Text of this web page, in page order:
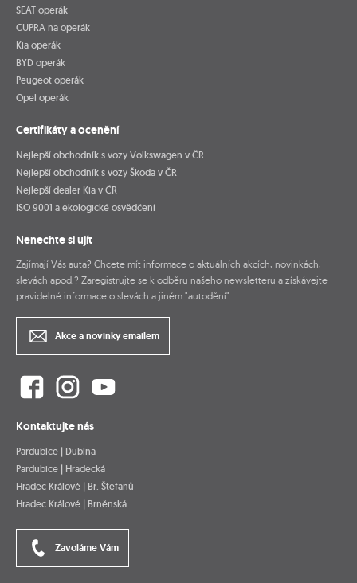
SEAT operák
CUPRA na operák
Kia operák
BYD operák
Peugeot operák
Opel operák
Certifikáty a ocenění
Nejlepší obchodník s vozy Volkswagen v ČR
Nejlepší obchodník s vozy Škoda v ČR
Nejlepší dealer Kia v ČR
ISO 9001 a ekologické osvědčení
Nenechte si ujít
Zajímají Vás auta? Chcete mít informace o aktuálních akcích, novinkách,
slevách apod.? Zaregistrujte se k odběru našeho newsletteru a získávejte
pravidelné informace o slevách a jiném "autodění".
Akce a novinky emailem
Kontaktujte nás
Pardubice | Dubina
Pardubice | Hradecká
Hradec Králové | Br. Štefanů
Hradec Králové | Brněnská
Zavoláme Vám